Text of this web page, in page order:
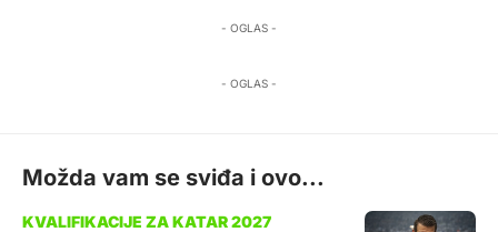
- OGLAS -
- OGLAS -
Možda vam se sviđa i ovo...